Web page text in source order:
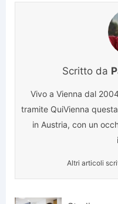
Scritto da
Vivo a Vienna dal
tramite QuiVienna
in Austria, con un
Altri articoli